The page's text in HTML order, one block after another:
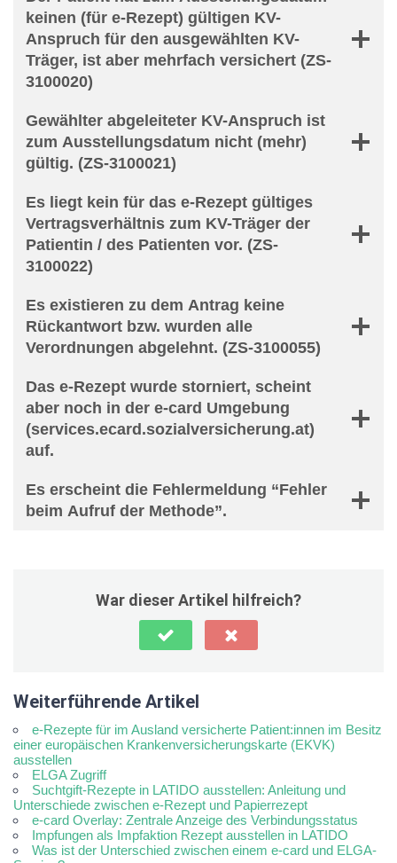
keinen (für e-Rezept) gültigen KV-
Anspruch für den ausgewählten KV-
Träger, ist aber mehrfach versichert (ZS-
3100020)
Gewählter abgeleiteter KV-Anspruch ist
zum Ausstellungsdatum nicht (mehr)
gültig. (ZS-3100021)
Es liegt kein für das e-Rezept gültiges
Vertragsverhältnis zum KV-Träger der
Patientin / des Patienten vor. (ZS-
3100022)
Es existieren zu dem Antrag keine
Rückantwort bzw. wurden alle
Verordnungen abgelehnt. (ZS-3100055)
Das e-Rezept wurde storniert, scheint
aber noch in der e-card Umgebung
(services.ecard.sozialversicherung.at)
auf.
Es erscheint die Fehlermeldung “Fehler
beim Aufruf der Methode”.
War dieser Artikel hilfreich?
Weiterführende Artikel
e-Rezepte für im Ausland versicherte Patient:innen im Besitz
einer europäischen Krankenversicherungskarte (EKVK)
ausstellen
ELGA Zugriff
Suchtgift-Rezepte in LATIDO ausstellen: Anleitung und
Unterschiede zwischen e-Rezept und Papierrezept
e-card Overlay: Zentrale Anzeige des Verbindungsstatus
Impfungen als Impfaktion Rezept ausstellen in LATIDO
Was ist der Unterschied zwischen einem e-card und ELGA-